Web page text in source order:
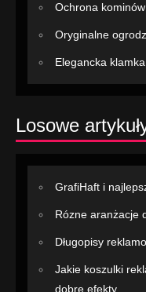
Ochrona
Oryginalne
Elegancka
Losowe
GrafiHaft i
Rózne aranżacje
Długopisy
Jakie koszulki
dobre efekty